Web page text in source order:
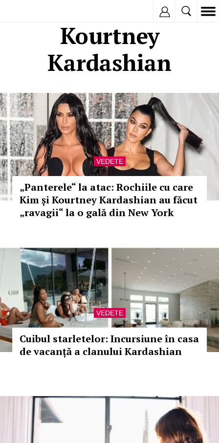
Kourtney
Kardashian
VEDETE
„Panterele“ la atac: Rochiile cu care
Kim și Kourtney Kardashian au făcut
„ravagii“ la o gală din New York
VEDETE
Cuibul starletelor: Incursiune în casa
de vacanță a clanului Kardashian